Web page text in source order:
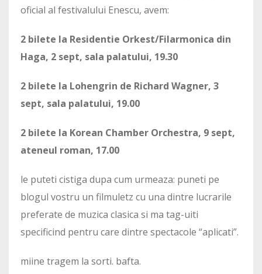
oficial al festivalului Enescu, avem:
2 bilete la Residentie Orkest/Filarmonica din
Haga, 2 sept, sala palatului, 19.30
2 bilete la Lohengrin de Richard Wagner, 3
sept, sala palatului, 19.00
2 bilete la Korean Chamber Orchestra, 9 sept,
ateneul roman, 17.00
le puteti cistiga dupa cum urmeaza: puneti pe
blogul vostru un filmuletz cu una dintre lucrarile
preferate de muzica clasica si ma tag-uiti
specificind pentru care dintre spectacole “aplicati”.
miine tragem la sorti. bafta.